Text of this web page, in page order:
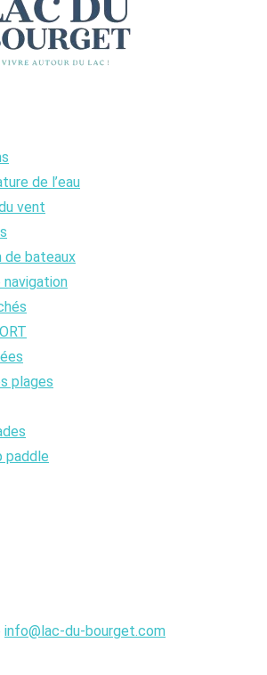
de l’eau
vent
de bateaux
navigation
plages
paddle
info@lac-du-bourget.com